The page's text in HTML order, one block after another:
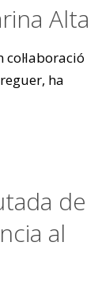
Alta
ha
de
al